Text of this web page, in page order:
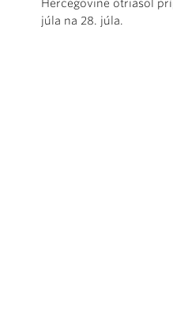
Hercegovine otriasol
júla na 28. júla.